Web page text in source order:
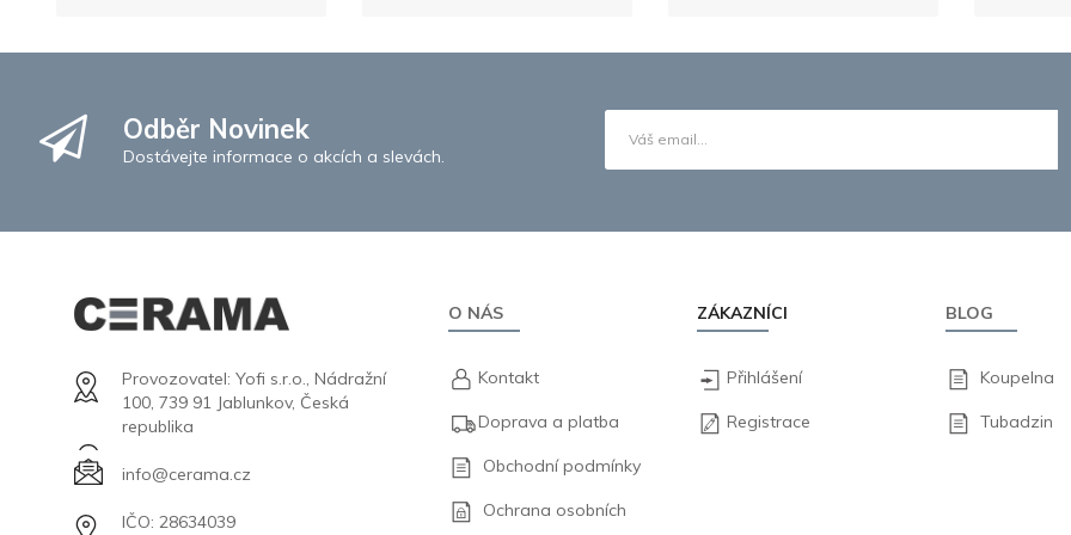
Odběr Novinek
Dostávejte informace o akcích a slevách.
Provozovatel: Yofi s.r.o., Nádražní
100, 739 91 Jablunkov, Česká
republika
info@cerama.cz
IČO: 28634039
O NÁS
Kontakt
Doprava a platba
Obchodní podmínky
Ochrana osobních
ZÁKAZNÍCI
Přihlášení
Registrace
BLOG
Koupelna
Tubadzin